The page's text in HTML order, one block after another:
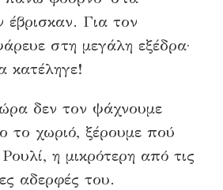
έβρισκαν. Για τον
στη μεγάλη εξέδρα·
κατέληγε!
δεν τον ψάχνουμε
το χωριό, ξέρουμε πού
η μικρότερη από τις
αδερφές του.